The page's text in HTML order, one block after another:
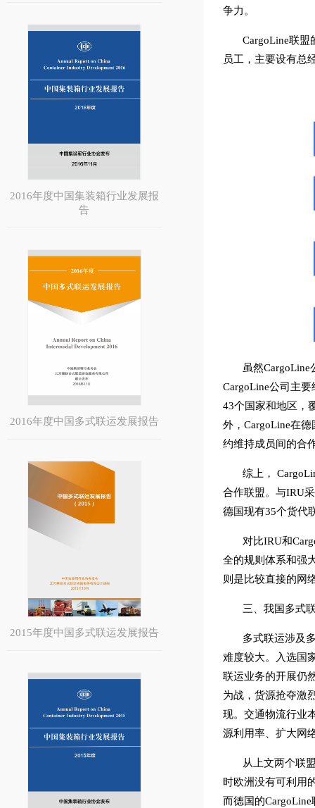
2016年度中国集装箱行业发展报
告
2016年度中国多式联运发展报告
2015年度中国多式联运发展报告
争力。
CargoLine联
员工，主要设有总
虽然
CargoLine公司主
43个国家和地区，
外，CargoLine在
约维持成员间的合
综上，
合作联盟。与IRU
德国现有35个货代
对比IRU和
全的规则体系和强
则是比较直接的网
三、我国多式
多式联运涉及
难度较大。入选国
联运业务的开展仍
为战，货源抢夺激
现。交通物流行业
源利用率、扩大网
从上文两个联
时欧洲没有可利用
而德国的